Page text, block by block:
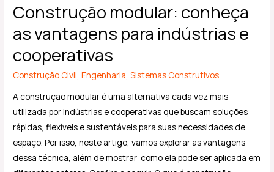
Construção modular: conheça
as vantagens para indústrias e
cooperativas
Construção Civil ,Engenharia ,Sistemas Construtivos
A construção modular é uma alternativa cada vez mais
utilizada por indústrias e cooperativas que buscam soluções
rápidas, flexíveis e sustentáveis para suas necessidades de
espaço. Por isso, neste artigo, vamos explorar as vantagens
dessa técnica, além de mostrar como ela pode ser aplicada em